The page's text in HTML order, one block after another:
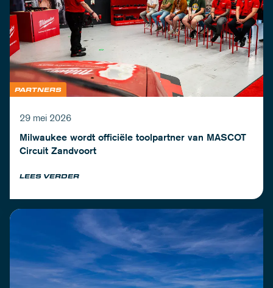
PARTNERS
29 mei 2026
Milwaukee wordt officiële toolpartner van MASCOT
Circuit Zandvoort
LEES VERDER